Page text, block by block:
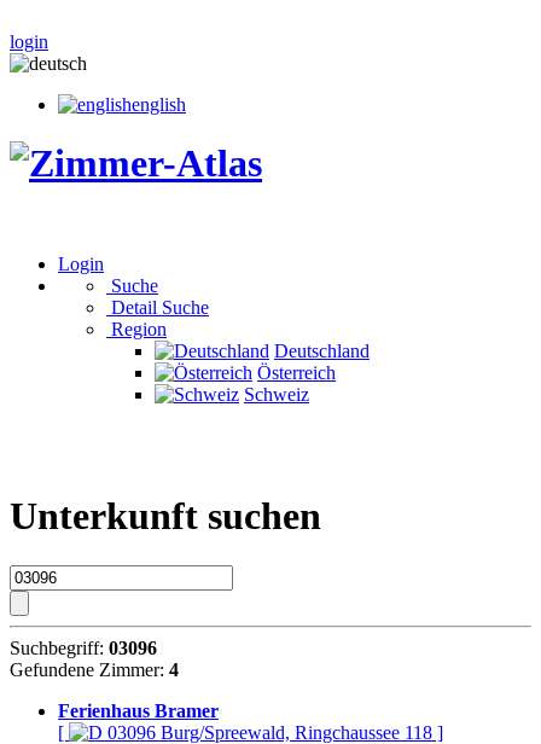
login
english
Login
Suche
Detail Suche
Region
Deutschland
Österreich
Schweiz
Unterkunft suchen
Suchbegriff: 03096
Gefundene Zimmer: 4
Ferienhaus Bramer
[
03096 Burg/Spreewald, Ringchaussee 118 ]